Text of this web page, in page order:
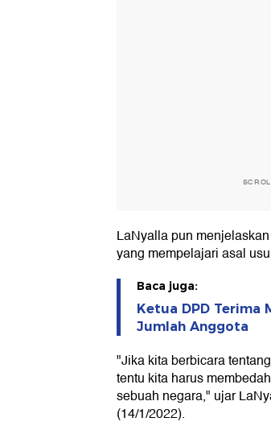
LaNyalla pun
yang mempelajari asal
Baca juga:
Ketua DPD Terima
Jumlah Anggota
"Jika kita berbicara
tentu kita harus
sebuah negara," ujar
(14/1/2022).